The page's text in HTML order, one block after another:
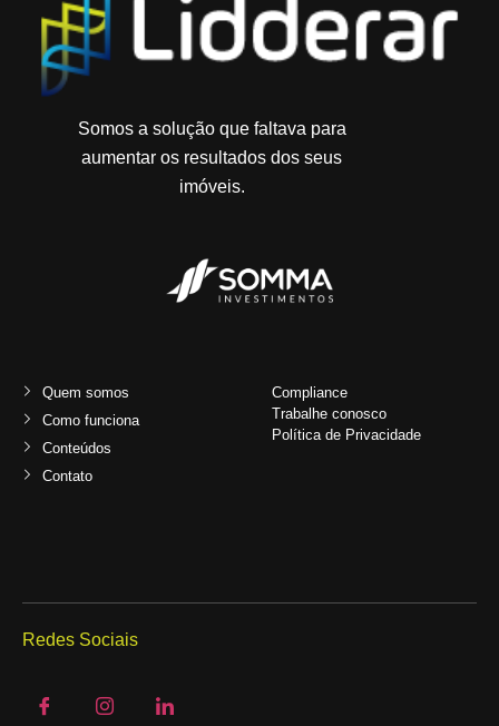
Somos a solução que faltava para
aumentar os resultados dos seus
imóveis.
Quem somos
Como funciona
Conteúdos
Contato
Compliance
Trabalhe conosco
Política de Privacidade
Redes Sociais